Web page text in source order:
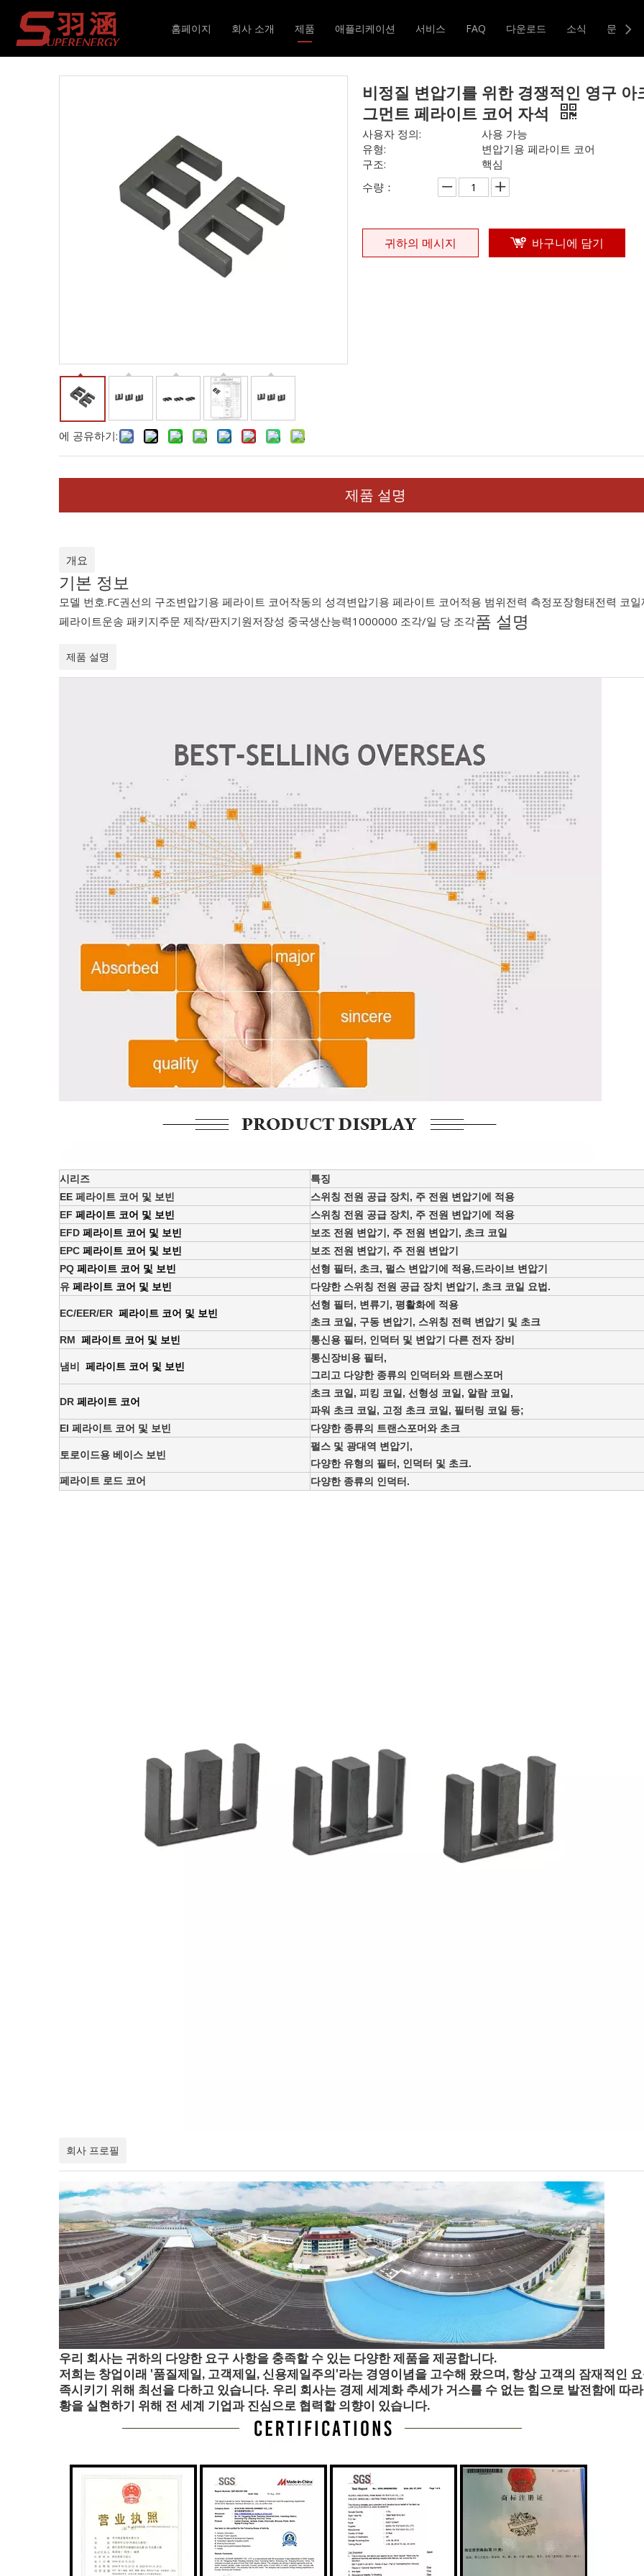
홈페이지 회사 소개 제품
인덕터 및 변압기
애플리케이션 서비스 FAQ 다운로드 소식 문의하기
현재 위치: 홈페이지
에 공유하기:
비정질 변압기를 위한 경쟁적인 영구 아
그먼트 페라이트 코어 자석
사용자 정의:
사용 가능
유형:
변압기용 페라이트 코어
구조:
핵심
수량：
귀하의 메시지 바구니에 담기
제품 설명
개요
기본 정보
모델 번호.FC권선의 구조변압기용 페라이트 코어작동의 성격변압기용 페라이트 코어적용 범위전력 측정포장형태전력 코일
페라이트운송 패키지주문 제작/판지기원저장성 중국생산능력1000000 조각/일 당 조각품 설명
제품 설명
시리즈
특징
EE 페라이트 코어 및 보빈
스위칭 전원 공급 장치, 주 전원 변압기에 적용
EF 페라이트 코어 및 보빈
스위칭 전원 공급 장치, 주 전원 변압기에 적용
EFD 페라이트 코어 및 보빈
보조 전원 변압기, 주 전원 변압기, 초크 코일
EPC 페라이트 코어 및 보빈
보조 전원 변압기, 주 전원 변압기
PQ 페라이트 코어 및 보빈 선형 필터, 초크, 펄스 변압기에 적용,드라이브 변압기
유 페라이트 코어 및 보빈 다양한 스위칭 전원 공급 장치 변압기, 초크 코일 요법.
EC/EER/ER 페라이트 코어 및 보빈
선형 필터, 변류기, 평활화에 적용
초크 코일, 구동 변압기, 스위칭 전력 변압기 및 초크
RM 페라이트 코어 및 보빈 통신용 필터, 인덕터 및 변압기 다른 전자 장비
냄비 페라이트 코어 및 보빈
통신장비용 필터,
그리고 다양한 종류의 인덕터와 트랜스포머
DR 페라이트 코어
초크 코일, 피킹 코일, 선형성 코일, 알람 코일,
파워 초크 코일, 고정 초크 코일, 필터링 코일 등;
EI 페라이트 코어 및 보빈
다양한 종류의 트랜스포머와 초크
토로이드용 베이스 보빈
펄스 및 광대역 변압기,
다양한 유형의 필터, 인덕터 및 초크.
페라이트 로드 코어
다양한 종류의 인덕터.
회사 프로필
우리 회사는 귀하의 다양한 요구 사항을 충족할 수 있는 다양한 제품을 제공합니다.
저희는 창업이래 '품질제일, 고객제일, 신용제일주의'라는 경영이념을 고수해 왔으며, 항상 고객의 잠재적인
족시키기 위해 최선을 다하고 있습니다. 우리 회사는 경제 세계화 추세가 거스를 수 없는 힘으로 발전함에 따
황을 실현하기 위해 전 세계 기업과 진심으로 협력할 의향이 있습니다.